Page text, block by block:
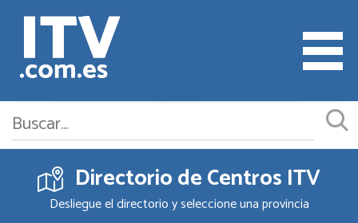
Cita ITV
Cambiar o Anular Cita
Directorio de Centros ITV
Desliegue el directorio y seleccione una provincia